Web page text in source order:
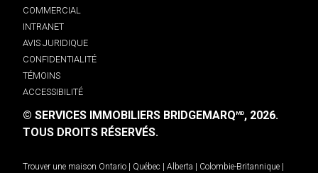
COMMERCIAL
INTRANET
AVIS JURIDIQUE
CONFIDENTIALITÉ
TÉMOINS
ACCESSIBILITÉ
© SERVICES IMMOBILIERS BRIDGEMARQMD, 2026.
TOUS DROITS RÉSERVÉS.
Trouver une maison Ontario Québec Alberta Colombie-Britannique